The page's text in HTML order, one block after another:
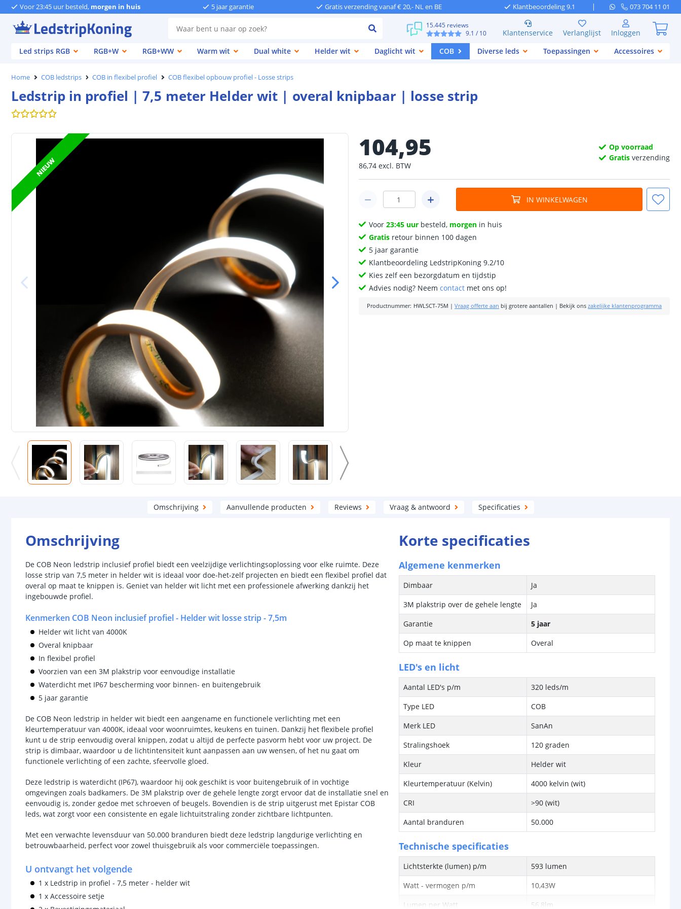
Voor 23:45 uur besteld, morgen in huis 5 jaar garantie Gratis verzending vanaf € 20,- NL en BE Klantbeoordeling 9.1 073 704 11 01
15.445 reviews
9.1 / 10 Klantenservice Verlanglijst
Inloggen
Led strips RGB
RGB+W RGB+WW Warm wit Dual white Helder wit Daglicht wit COB Diverse leds Toepassingen Accessoires
Home COB ledstrips COB in flexibel profiel COB flexibel opbouw profiel - Losse strips
Ledstrip in profiel | 7,5 meter Helder wit | overal knipbaar | losse strip
NIEUW
104,95
86,74 excl. BTW
Op voorraad
Gratis verzending
IN WINKELWAGEN
Voor23:45 uur besteld, morgen in huis
Gratis retour binnen 100 dagen
5 jaar garantie
Klantbeoordeling LedstripKoning 9.2/10
Kies zelf een bezorgdatum en tijdstip
Advies nodig? Neemcontact met ons op!
Productnummer: HWLSCT-75M |Vraag offerte aan bij grotere aantallen | Bekijk ons zakelijke klantenprogramma
Omschrijving Aanvullende producten Reviews Vraag & antwoord Specificaties
Omschrijving
De COB Neon ledstrip inclusief profiel biedt een veelzijdige verlichtingsoplossing voor elke ruimte. Deze
losse strip van 7,5 meter in helder wit is ideaal voor doe-het-zelf projecten en biedt een flexibel profiel dat
overal op maat te knippen is. Geniet van helder wit licht met een professionele afwerking dankzij het
ingebouwde profiel.
Kenmerken COB Neon inclusief profiel - Helder wit losse strip - 7,5m
Helder wit licht van 4000K
Overal knipbaar
In flexibel profiel
Voorzien van een 3M plakstrip voor eenvoudige installatie
Waterdicht met IP67 bescherming voor binnen- en buitengebruik
5 jaar garantie
De COB Neon ledstrip in helder wit biedt een aangename en functionele verlichting met een
kleurtemperatuur van 4000K, ideaal voor woonruimtes, keukens en tuinen. Dankzij het flexibele profiel
kunt u de strip eenvoudig overal knippen, zodat u altijd de perfecte pasvorm hebt voor uw project. De
strip is dimbaar, waardoor u de lichtintensiteit kunt aanpassen aan uw wensen, of het nu gaat om
functionele verlichting of een zachte, sfeervolle gloed.
Deze ledstrip is waterdicht (IP67), waardoor hij ook geschikt is voor buitengebruik of in vochtige
omgevingen zoals badkamers. De 3M plakstrip over de gehele lengte zorgt ervoor dat de installatie snel en
eenvoudig is, zonder gedoe met schroeven of beugels. Bovendien is de strip uitgerust met Epistar COB
leds, wat zorgt voor een consistente en egale lichtuitstraling zonder zichtbare lichtpunten.
Met een verwachte levensduur van 50.000 branduren biedt deze ledstrip langdurige verlichting en
betrouwbaarheid, perfect voor zowel thuisgebruik als voor commerciële toepassingen.
U ontvangt het volgende
1 x Ledstrip in profiel - 7,5 meter - helder wit
1 x Accessoire setje
Korte specificaties
Algemene kenmerken
Dimbaar
Ja
3M plakstrip over de gehele lengte
Ja
Garantie
5 jaar
Op maat te knippen
Overal
LED's en licht
Aantal LED's p/m
320 leds/m
Type LED
COB
Merk LED
SanAn
Stralingshoek
120 graden
Kleur
Helder wit
Kleurtemperatuur (Kelvin)
4000 kelvin (wit)
CRI
>90 (wit)
Aantal branduren
50.000
Technische specificaties
Lichtsterkte (lumen) p/m
593 lumen
Watt - vermogen p/m
10,43W
Lumen per Watt
56,8lm